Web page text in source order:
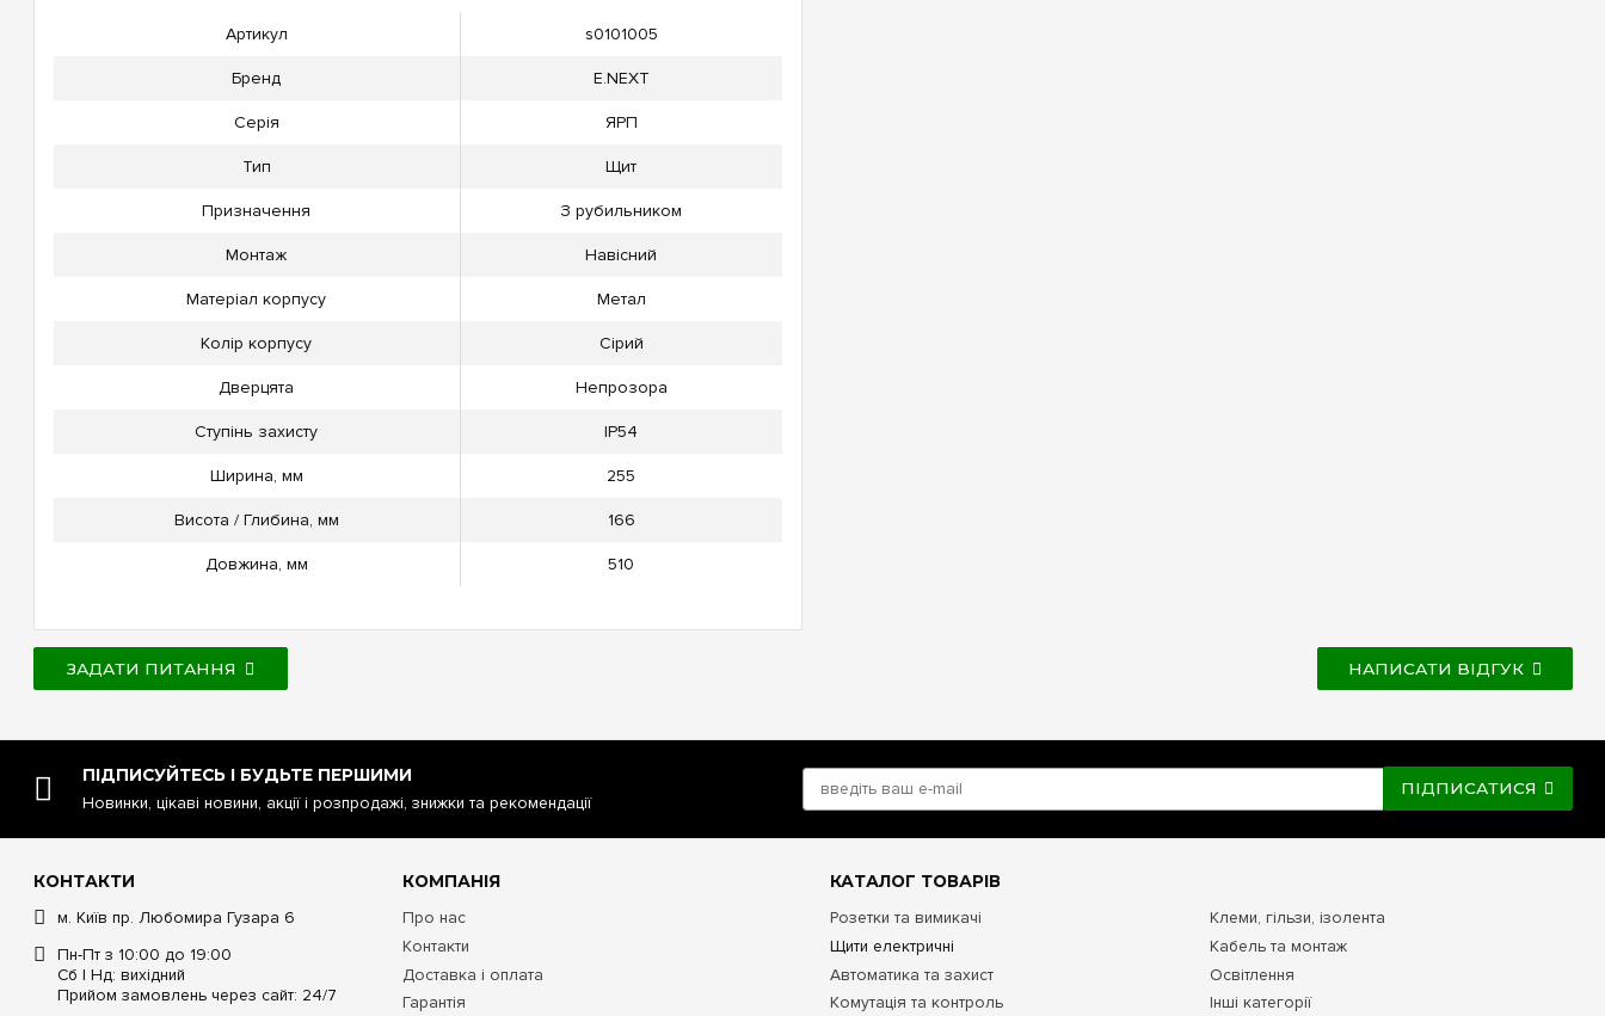
Артикул s0101005
Бренд E.NEXT
Серія ЯРП
Тип Щит
Призначення З рубильником
Монтаж Навісний
Матеріал корпусу Метал
Колір корпусу Сірий
Дверцята Непрозора
Ступінь захисту IP54
Ширина, мм 255
Висота / Глибина, мм 166
Довжина, мм 510
ЗАДАТИ ПИТАННЯ НАПИСАТИ ВІДГУК
ПІДПИСУЙТЕСЬ І БУДЬТЕ ПЕРШИМИ
Новинки, цікаві новини, акції і розпродажі, знижки та рекомендації
ПІДПИСАТИСЯ
КОНТАКТИ
м. Київ пр. Любомира Гузара 6
Пн-Пт з 10:00 до 19:00
Сб | Нд: вихідний
Прийом замовлень через сайт: 24/7
КОМПАНІЯ
Про нас
Контакти
Доставка і оплата
Гарантія
КАТАЛОГ ТОВАРІВ
Розетки та вимикачі
Щити електричні
Автоматика та захист
Комутація та контроль
Клеми, гільзи, ізолента
Кабель та монтаж
Освітлення
Інші категорії